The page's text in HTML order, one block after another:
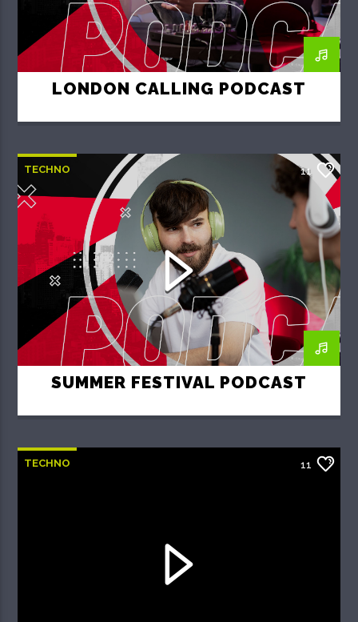
LONDON CALLING PODCAST
TECHNO 11
SUMMER FESTIVAL PODCAST
TECHNO 11